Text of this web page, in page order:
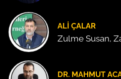
ALI ÇALAR
Zulme Susan,
DR. MAHMUT